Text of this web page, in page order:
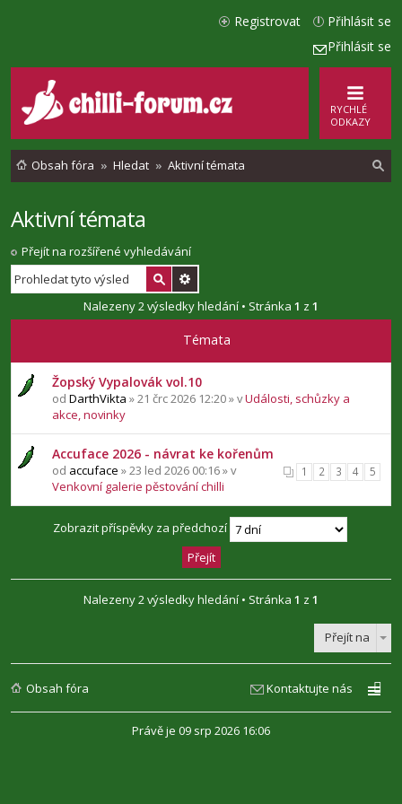
Přihlásit se
Přihlásit se
Registrovat
RYCHLÉ
ODKAZY
Obsah fóra Hledat Aktivní témata
t
Aktivní témata
Přejít na rozšířené vyhledávání
Nalezeny 2 výsledky hledání • Stránka 1 z 1
Témata
Žopský Vypalovák vol.10
od DarthVikta » 21 črc 2026 12:20 » vUdálosti, schůzky a
akce, novinky
Accuface 2026 - návrat ke kořenům
1 2 3 4 5
od accuface » 23 led 2026 00:16 » v
Venkovní galerie pěstování chilli
Zobrazit příspěvky za předchozí
Nalezeny 2 výsledky hledání • Stránka 1 z 1
Přejít na
Obsah fóra Kontaktujte nás
Právě je 09 srp 2026 16:06